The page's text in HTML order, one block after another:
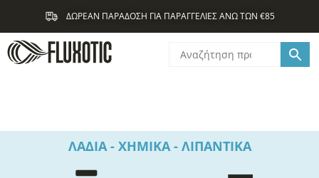
Μετάβαση
περιεχόμενο
ΔΩΡΕΑΝ ΠΑΡΑΔΟΣΗ ΓΙΑ ΠΑΡΑΓΓΕΛΙΕΣ ΑΝΩ ΤΩΝ €85
ΛΑΔΙΑ - ΧΗΜΙΚΑ - ΛΙΠΑΝΤΙΚΑ